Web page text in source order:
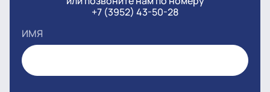
+7 (3952) 43-50-28
ИМЯ